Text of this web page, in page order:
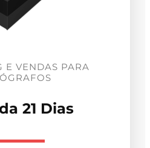
E VENDAS PARA
21 Dias